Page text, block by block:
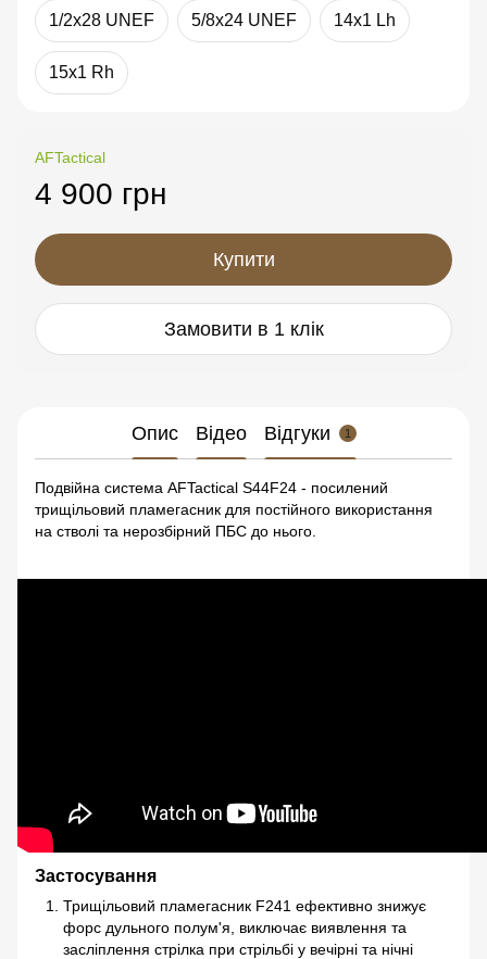
1/2x28 UNEF 5/8x24 UNEF 14x1 Lh
15x1 Rh
AFTactical
4 900 грн
Купити
Замовити в 1 клік
Опис Відео Відгуки 1
Подвійна система AFTactical S44F24 - посилений
трищільовий пламегасник для постійного використання
на стволі та нерозбірний ПБС до нього.
Застосування
Трищільовий пламегасник F241 ефективно знижує
форс дульного полум'я, виключає виявлення та
засліплення стрілка при стрільбі у вечірні та нічні